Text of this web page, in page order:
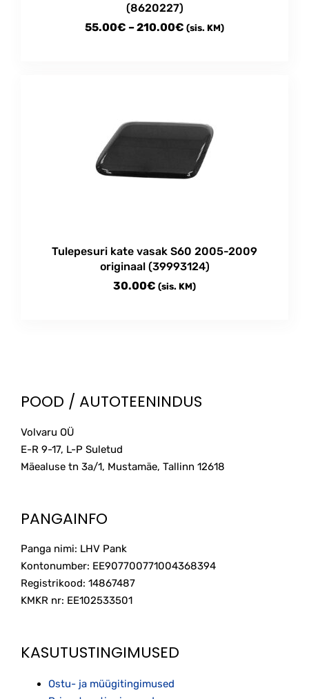
(8620227)
55.00€ –210.00€ Price
(sis. KM)
pageTulepesuri kate vasak S60 2005-2009
originaal (39993124)
30.00€ (sis. KM)
POOD / AUTOTEENINDUS
Volvaru OÜ
E-R 9-17, L-P Suletud
Mäealuse tn 3a/1, Mustamäe, Tallinn 12618
PANGAINFO
Panga nimi: LHV Pank
Kontonumber: EE907700771004368394
Registrikood: 14867487
KMKR nr: EE102533501
KASUTUSTINGIMUSED
Ostu- ja müügitingimused